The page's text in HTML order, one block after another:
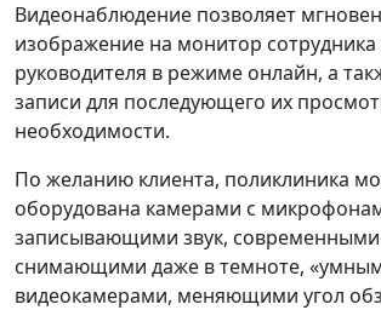
Видеонаблюдение позволяет
изображение на монитор
руководителя в режиме онлайн, а
записи для последующего их
необходимости.
По желанию клиента, поликлиника
оборудована камерами с
записывающими звук, современными
снимающими даже в темноте,
видеокамерами, меняющими угол